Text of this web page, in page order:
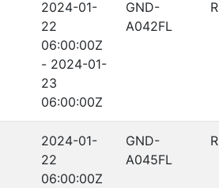
2024-01-
22
06:00:00Z
- 2024-01-
23
06:00:00Z
GND-
A042FL
2024-01-
22
06:00:00Z
GND-
A045FL